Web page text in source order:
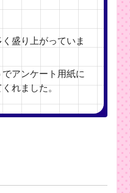
盛り上がっていま
アンケート用紙に
れました。